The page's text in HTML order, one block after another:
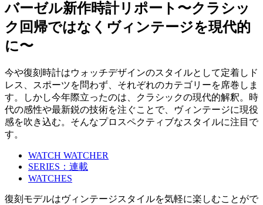
バーゼル新作時計リポート〜クラシッ
ク回帰ではなくヴィンテージを現代的
に〜
今や復刻時計はウォッチデザインのスタイルとして定着しド
レス、スポーツを問わず、それぞれのカテゴリーを席巻しま
す。しかし今年際立ったのは、クラシックの現代的解釈。時
代の感性や最新鋭の技術を注ぐことで、ヴィンテージに現役
感を吹き込む。そんなプロスペクティブなスタイルに注目で
す。
WATCH WATCHER
SERIES：連載
WATCHES
復刻モデルはヴィンテージスタイルを気軽に楽しむことがで